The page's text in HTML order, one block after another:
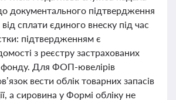
документального підтвердження
сплати єдиного внеску під час
підтвердженням є
з реєстру застрахованих
фонду. Для ФОП-ювелірів
вести облік товарних запасів
а сировина у Формі обліку не